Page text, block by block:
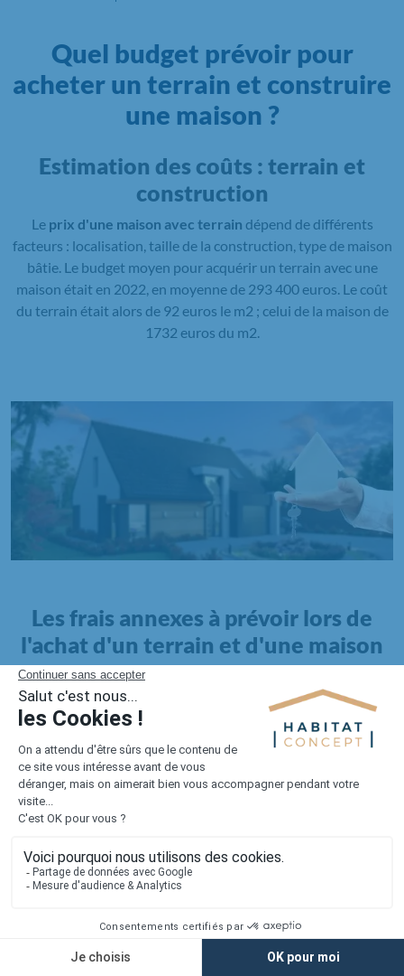
Quel budget prévoir pour
acheter un terrain et construire
une maison ?
Estimation des coûts : terrain et
construction
Le prix d'une maison avec terrain dépend de différents
facteurs : localisation, taille de la construction, type de maison
bâtie. Le budget moyen pour acquérir un terrain avec une
maison était en 2022, en moyenne de 293 400 euros. Le coût
du terrain était alors de 92 euros le m2 ; celui de la maison de
1732 euros du m2.
Les frais annexes à prévoir lors de
l'achat d'un terrain et d'une maison
Il faut également intégrer à votre budget, les
pour la maison. Outre l'achat du terrain et la construction, il
faut prendre en compte la viabilisation si elle n'est pas
proposée par le constructeur. Les frais de raccordements et les
taxes éventuelles coûtent entre 5 000 et 15 000 euros selon la
localisation du terrain et son accès.
Quant auxfrais de notaire
Lorsque vous vous tournez vers une maison existante, il sera
nécessaire de faire des travaux de rénovation. Ceux-ci sont
souvent coûteux et doivent être ajoutés au prix de l'achat